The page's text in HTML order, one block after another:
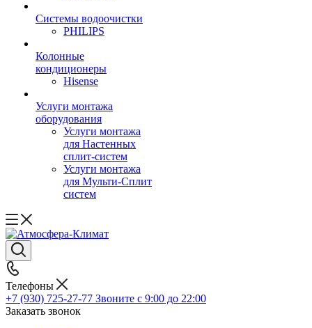
Системы водоочистки
PHILIPS
Колонные
кондиционеры
Hisense
Услуги монтажа
оборудования
Услуги монтажа
для Настенных
сплит-систем
Услуги монтажа
для Мульти-Сплит
систем
Телефоны
+7 (930) 725-27-77 Звоните с 9:00 до 22:00
Заказать звонок